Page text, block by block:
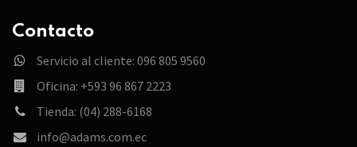
Contacto
Servicio al cliente: 096 805 9560
Oficina: +593 96 867 2223
Tienda: (04) 288-6168
info@adams.com.ec